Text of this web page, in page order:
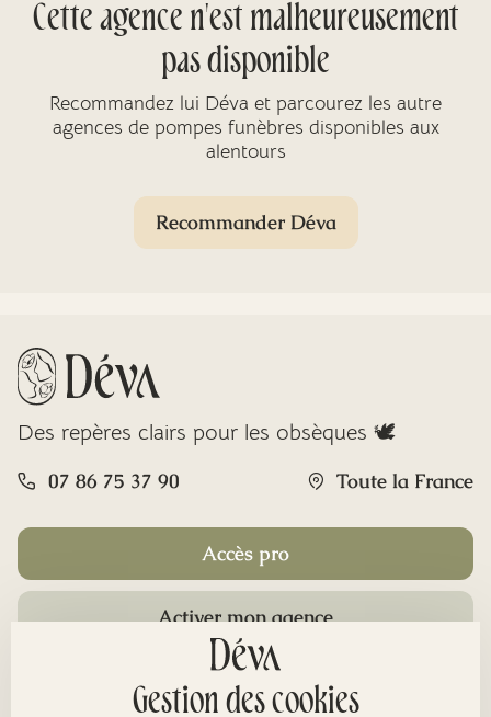
Cette agence n'est malheureusement
pas disponible
Recommandez lui Déva et parcourez les autre
agences de pompes funèbres disponibles aux
alentours
Recommander Déva
Des repères clairs pour les obsèques 🕊️
07 86 75 37 90 Toute la France
Accès pro
Activer mon agence
Gestion des cookies